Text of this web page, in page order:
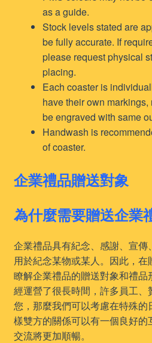
as a guide.
Stock levels stated are
be fully accurate. If
please request physical
placing.
Each coaster is
have their own
be engraved with same
Handwash is
of coaster.
企業禮品贈送對象
為什麼需要贈送企業
企業禮品具有紀念、感謝、宣
用於紀念某物或某人。因此，
瞭解企業禮品的贈送對象和禮品
經運營了很長時間，許多員工
您，那麼我們可以考慮在特殊
樣雙方的關係可以有一個良好
交流將更加順暢。